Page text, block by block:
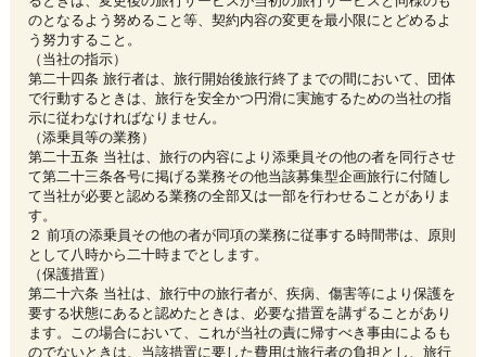
のとなるよう努めること等、契約内容の変更を最小限にとどめるよ
う努力すること。
（当社の指示）
第二十四条 旅行者は、旅行開始後旅行終了までの間において、団体
で行動するときは、旅行を安全かつ円滑に実施するための当社の指
示に従わなければなりません。
（添乗員等の業務）
第二十五条 当社は、旅行の内容により添乗員その他の者を同行させ
て第二十三条各号に掲げる業務その他当該募集型企画旅行に付随し
て当社が必要と認める業務の全部又は一部を行わせることがありま
す。
２ 前項の添乗員その他の者が同項の業務に従事する時間帯は、原則
として八時から二十時までとします。
（保護措置）
第二十六条 当社は、旅行中の旅行者が、疾病、傷害等により保護を
要する状態にあると認めたときは、必要な措置を講ずることがあり
ます。この場合において、これが当社の責に帰すべき事由によるも
のでないときは、当該措置に要した費用は旅行者の負担とし、旅行